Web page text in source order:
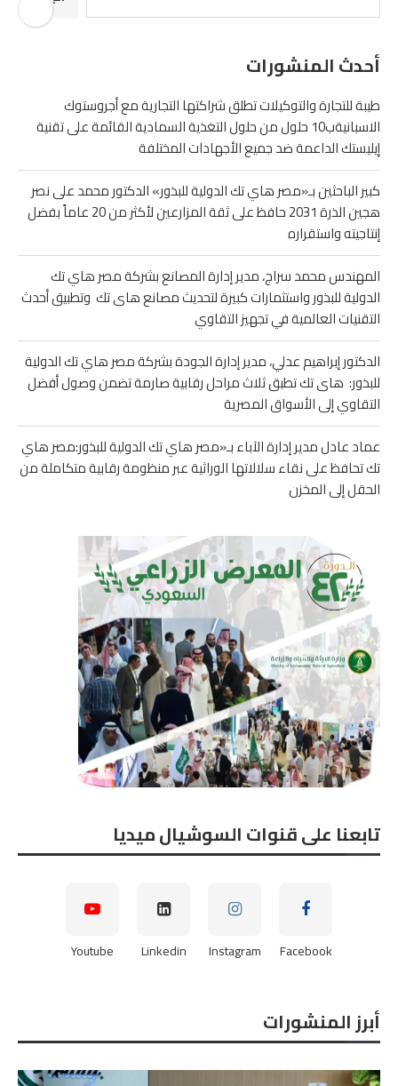
أحدث المنشورات
طيبة للتجارة والتوكيلات تطلق شراكتها التجارية مع أجروستوك
الاسبانيةب10 حلول من حلول التغذية السمادية القائمة على تقنية
إيليستك الداعمة ضد جميع الأجهادات المختلفة
كبير الباحثين بـ«مصر هاي تك الدولية للبذور» الدكتور محمد على نصر
هجين الذرة 2031 حافظ على ثقة المزارعين لأكثر من 20 عاماً بفضل
إنتاجيته واستقراره
المهندس محمد سراج، مدير إدارة المصانع بشركة مصر هاي تك
الدولية للبذور واستثمارات كبيرة لتحديث مصانع هاى تك وتطبيق أحدث
التقنيات العالمية في تجهيز التقاوي
الدكتور إبراهيم عدلي، مدير إدارة الجودة بشركة مصر هاي تك الدولية
للبذور: هاى تك تطبق ثلاث مراحل رقابية صارمة تضمن وصول أفضل
التقاوي إلى الأسواق المصرية
عماد عادل مدير إدارة الآباء بـ«مصر هاي تك الدولية للبذور:مصر هاي
تك تحافظ على نقاء سلالاتها الوراثية عبر منظومة رقابية متكاملة من
الحقل إلى المخزن
تابعنا على قنوات السوشيال ميديا
Facebook
Instagram
Linkedin
Youtube
أبرز المنشورات